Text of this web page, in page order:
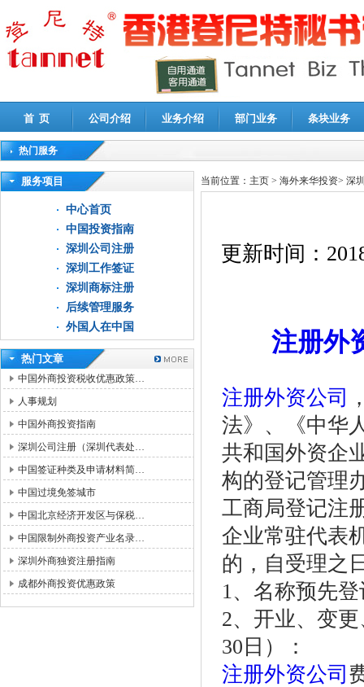
首 页 公司介绍 业务介绍 部门业务 条块业务
热门服务
高新技术企业认定审计|企业所得税汇算清缴申报鉴证
服务项目
中心首页
中国投资指南
深圳公司注册
深圳工作签证
深圳商标注册
后续管理服务
外国人在中国
热门文章
中国外商投资税收优惠政策…
人事规划
中国外商投资指南
深圳公司注册（深圳代表处…
中国签证种类及申请材料简…
中国过境免签城市
中国北京经济开发区与保税…
中国限制外商投资产业名录…
深圳外商独资注册指南
成都外商投资优惠政策
当前位置： 主页 > 海外来华投资> 深
更新时间：
注册外
注册外资公司
法》、《中华
共和国外资企
构的登记管理
工商局登记注
企业常驻代表
的，自受理之
1、名称预先
2、开业、变
30日）：
注册外资公司